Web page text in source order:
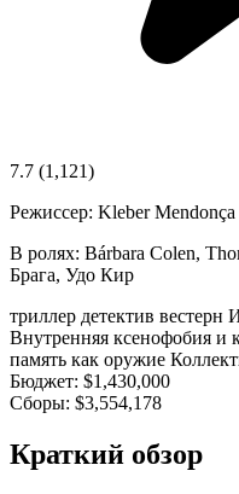
7.7 (1,121)
Режиссер: Kleber
В ролях: Bárbara Colen,
Брага, Удо Кир
триллер детектив вестерн
Внутренняя ксенофобия и
память как оружие
Бюджет: $1,430,000
Сборы: $3,554,178
Краткий обзор